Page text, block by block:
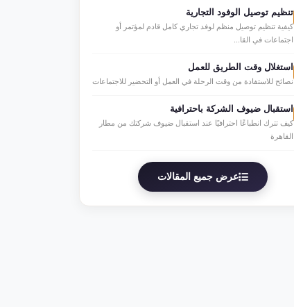
تنظيم توصيل الوفود التجارية
كيفية تنظيم توصيل منظم لوفد تجاري كامل قادم لمؤتمر أو
اجتماعات في القا...
استغلال وقت الطريق للعمل
نصائح للاستفادة من وقت الرحلة في العمل أو التحضير للاجتماعات
استقبال ضيوف الشركة باحترافية
كيف تترك انطباعًا احترافيًا عند استقبال ضيوف شركتك من مطار
القاهرة
عرض جميع المقالات